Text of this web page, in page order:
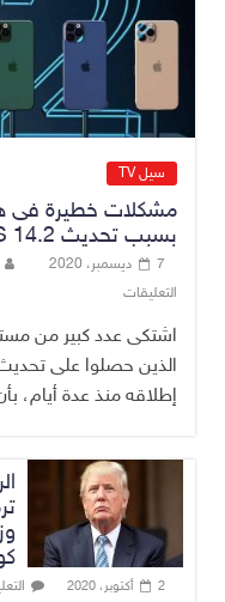
No Comment
سيل TV
مشكلات خطيرة فى
بسبب تحديث IOS 14.2
7 ديسمبر، 2020
التعليقات
اشتكى عدد كبير من
إطلاقه منذ عدة أيام،
2 أكتوبر، 2020